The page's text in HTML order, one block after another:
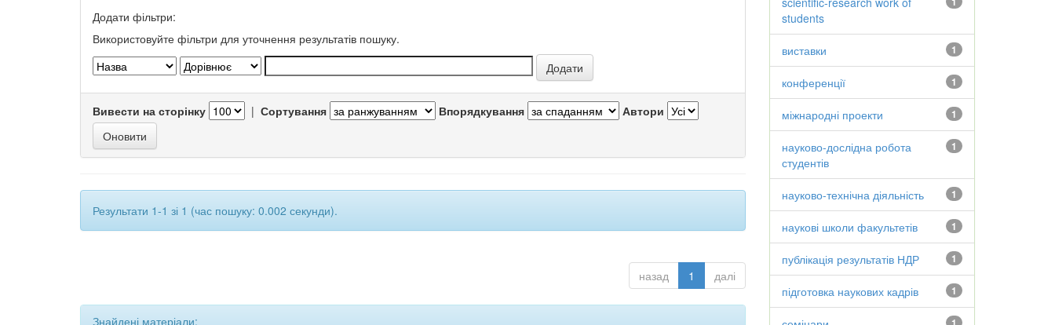
Додати фільтри:
Використовуйте фільтри для уточнення результатів пошуку.
Вивести на сторінку | Сортування Впорядкування Автори
Результати 1-1 зі 1 (час пошуку: 0.002 секунди).
назад 1 далі
Знайдені матеріали:
students
1
виставки
1
конференції
1
міжнародні проекти
1
науково-дослідна робота
студентів
1
науково-технічна діяльність
1
наукові школи факультетів
1
публікація результатів НДР
1
підготовка наукових кадрів